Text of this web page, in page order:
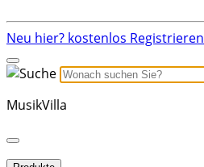
Neu hier? kostenlos Registrieren
MusikVilla